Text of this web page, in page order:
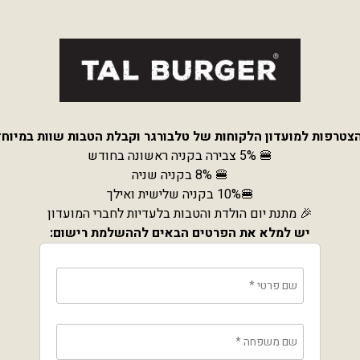
למועדון הלקוחות של טלבורגר וקבלת הטבות שוות
🍔 5% צבירה בקניה ראשונה בחודש
🍔 8% בקניה שניה
🍔10% בקניה שלישית ואילך
🎉 מתנת יום הולדת והטבות בלעדיות לחברי המועדון
יש למלא את הפרטים הבאים לההשלמת רישום:
שם פרטי*
שם משפחה*